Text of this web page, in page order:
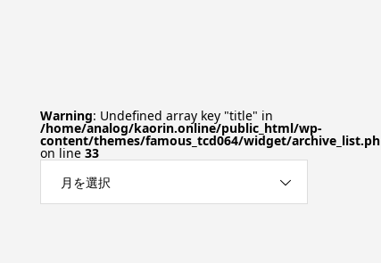
Warning: Undefined array key "title" in
/home/analog/kaorin.online/public_html/wp-
content/themes/famous_tcd064/widget/
on line 33
月を選択